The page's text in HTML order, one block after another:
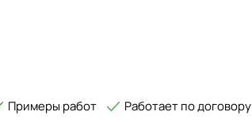
Примеры работ Работает по договору